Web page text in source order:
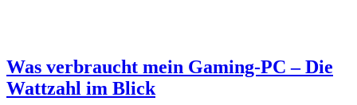
Was verbraucht mein Gaming-PC – Die
Wattzahl im Blick